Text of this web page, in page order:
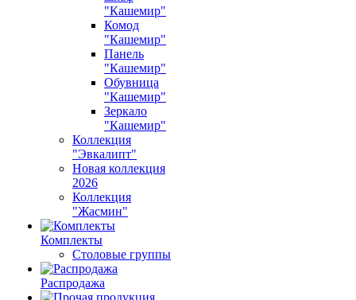
"Кашемир"
Комод
"Кашемир"
Панель
"Кашемир"
Обувница
"Кашемир"
Зеркало
"Кашемир"
Коллекция
"Эвкалипт"
Новая коллекция
2026
Коллекция
"Жасмин"
Комплекты
Столовые группы
Распродажа